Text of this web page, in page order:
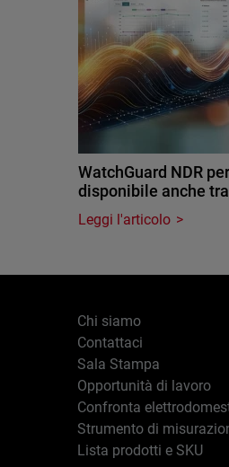
WatchGuard NDR
disponibile anche
Leggi l'articolo
Chi siamo
Contattaci
Sala Stampa
Opportunità di lavoro
Confronta
Strumento di
Lista prodotti e SKU